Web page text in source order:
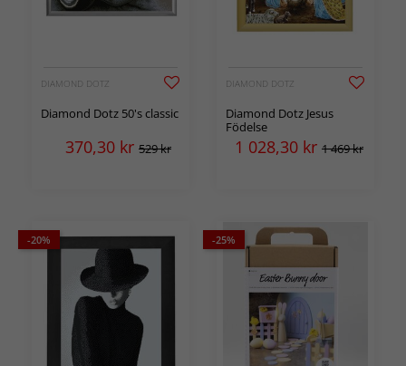
DIAMOND DOTZ
Diamond Dotz 50's classic
370,30 kr 529 kr
DIAMOND DOTZ
Diamond Dotz Jesus
Födelse
1 028,30 kr 1 469 kr
-20% -25%